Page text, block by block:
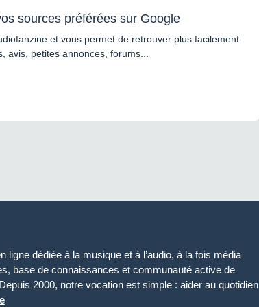
sources préférées sur Google
et vous permet de retrouver plus facilement
avis, petites annonces, forums...
ligne dédiée à la musique et à l’audio, à la fois média
base de connaissances et communauté active de
2000, notre vocation est simple : aider au quotidien